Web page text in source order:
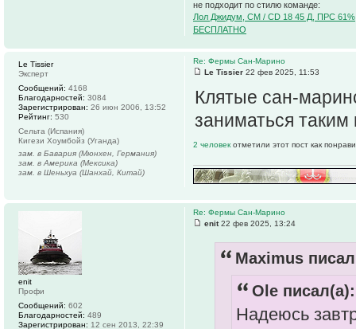
не подходит по стилю команде:
Лол Джидум, CM / CD 18 45 Д, ПРС
БЕСПЛАТНО
Re: Фермы Сан-Марино
Le Tissier 22 фев 2025, 11:53
Клятые сан-
заниматься таким
2 человек отметили этот пост как
Le Tissier
Эксперт
Сообщений: 4168
Благодарностей: 3084
Зарегистрирован: 26 июн 2006, 13:52
Рейтинг: 530
Сельта (Испания)
Кигези Хоумбойз (Уганда)
зам. в Бавария (Мюнхен, Германия)
зам. в Америка (Мексика)
зам. в Шеньхуа (Шанхай, Китай)
Re: Фермы Сан-Марино
enit22 фев 2025, 13:24
Maximus
Ole писал(а):
Надеюсь
enit
Профи
Сообщений: 602
Благодарностей: 489
Зарегистрирован: 12 сен 2013, 22:39